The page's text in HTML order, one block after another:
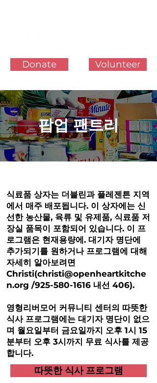
Donate Volunteer
팝업 팬트리
식료품 상자는 더블린과 플레젠튼 지역
에서 매주 배포됩니다. 이 상자에는 신
선한 농산물, 육류 및 유제품, 식료품 저
장실 품목이 포함되어 있습니다. 이 프
로그램은 현재 용량에. 대기자 명단에
추가되기를 원하거나 프로그램에 대해
자세히 알아보려면
Christi(christi@openheartkitche
n.org /925-580-1616 내선 406).
영형리버모어 커뮤니티 센터의 따뜻한
식사 프로그램에는 대기자 명단이 없으
며 월요일부터 금요일까지 오후 1시 15
분부터 오후 3시까지 무료 식사를 제공
합니다.
따뜻한 식사 프로그램